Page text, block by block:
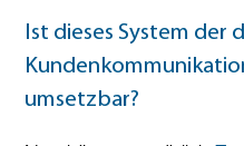
Ist dieses System der
umsetzbar?